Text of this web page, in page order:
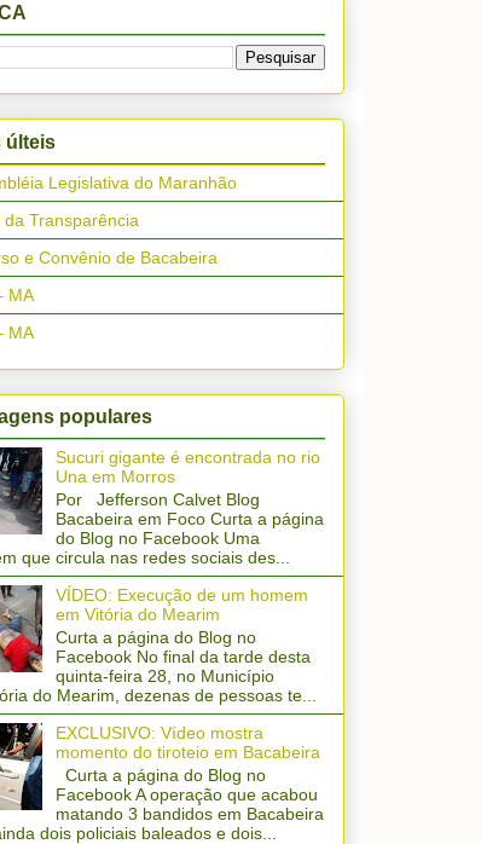
últeis
Legislativa do Maranhão
da Transparência
e Convênio de Bacabeira
MA
MA
populares
Sucuri gigante é encontrada no rio
Una em Morros
Por Jefferson Calvet Blog
Bacabeira em Foco Curta a página
do Blog no Facebook Uma
que circula nas redes sociais des...
VÍDEO: Execução de um homem
em Vitória do Mearim
Curta a página do Blog no
Facebook No final da tarde desta
quinta-feira 28, no Município
do Mearim, dezenas de pessoas te...
EXCLUSIVO: Vídeo mostra
momento do tiroteio em Bacabeira
Curta a página do Blog no
Facebook A operação que acabou
matando 3 bandidos em Bacabeira
dois policiais baleados e dois...